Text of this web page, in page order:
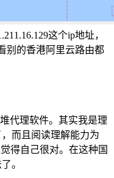
这个ip地址，
别的香港阿里云路由都
代理软件。其实我是理
而且阅读理解能力为
得自己很对。在这种国
。